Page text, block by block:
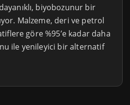
biyobozunur bir
Malzeme, deri ve petrol
göre %95’e kadar daha
ile yenileyici bir alternatif